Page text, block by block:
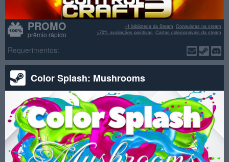
PROMO
prêmio rápido
Conquistas na steam
+1 biblioteca da Steam
Cartas colecionáveis da steam
>70% avaliações positivas
Requerimentos:
Color Splash: Mushrooms